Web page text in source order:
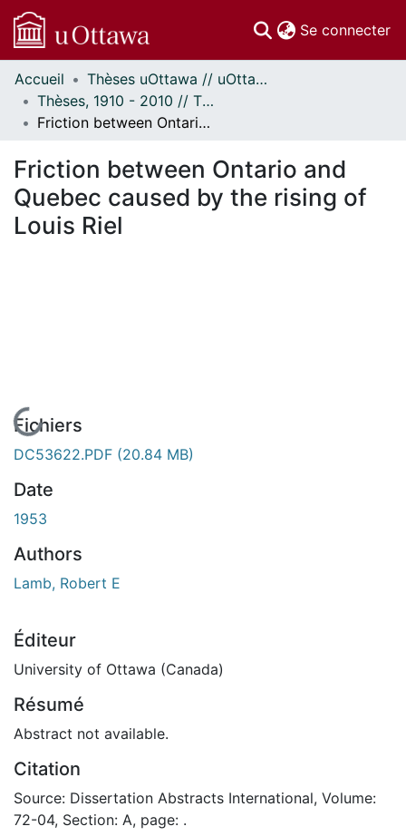
Se connecter
Communautés
et collections
Parcourir
À propos
Accueil
Thèses uOttawa // uOttawa Theses
Thèses, 1910 - 2010 // Theses, 1910 - 2010
Friction between Ontario and Quebec caused by the rising of Louis Riel
Friction between Ontario and
Quebec caused by the rising of
Louis Riel
En cours de chargement...
Fichiers
DC53622.PDF (20.84 MB)
Date
1953
Authors
Lamb, Robert E
Éditeur
University of Ottawa (Canada)
Résumé
Abstract not available.
Citation
Source: Dissertation Abstracts International, Volume:
72-04, Section: A, page: .